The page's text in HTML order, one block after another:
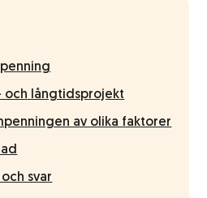
och långtidsprojekt
av olika faktorer
svar